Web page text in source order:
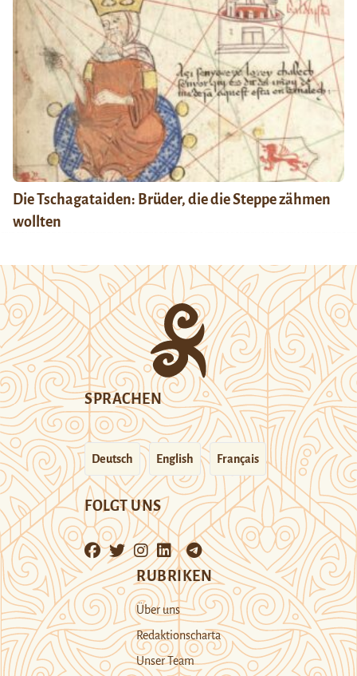
Die Tschagataiden: Brüder, die die Steppe zähmen
wollten
SPRACHEN
Deutsch English Français
FOLGT UNS
RUBRIKEN
Über uns
Redaktionscharta
Unser Team